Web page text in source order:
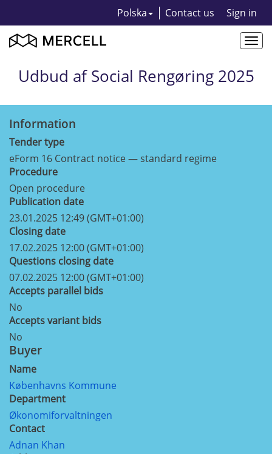
Polska Contact us Sign in
Udbud af Social Rengøring 2025
Information
Tender type
eForm 16 Contract notice — standard regime
Procedure
Open procedure
Publication date
23.01.2025 12:49 (GMT+01:00)
Closing date
17.02.2025 12:00 (GMT+01:00)
Questions closing date
07.02.2025 12:00 (GMT+01:00)
Accepts parallel bids
No
Accepts variant bids
No
Buyer
Name
Københavns Kommune
Department
Økonomiforvaltningen
Contact
Adnan Khan